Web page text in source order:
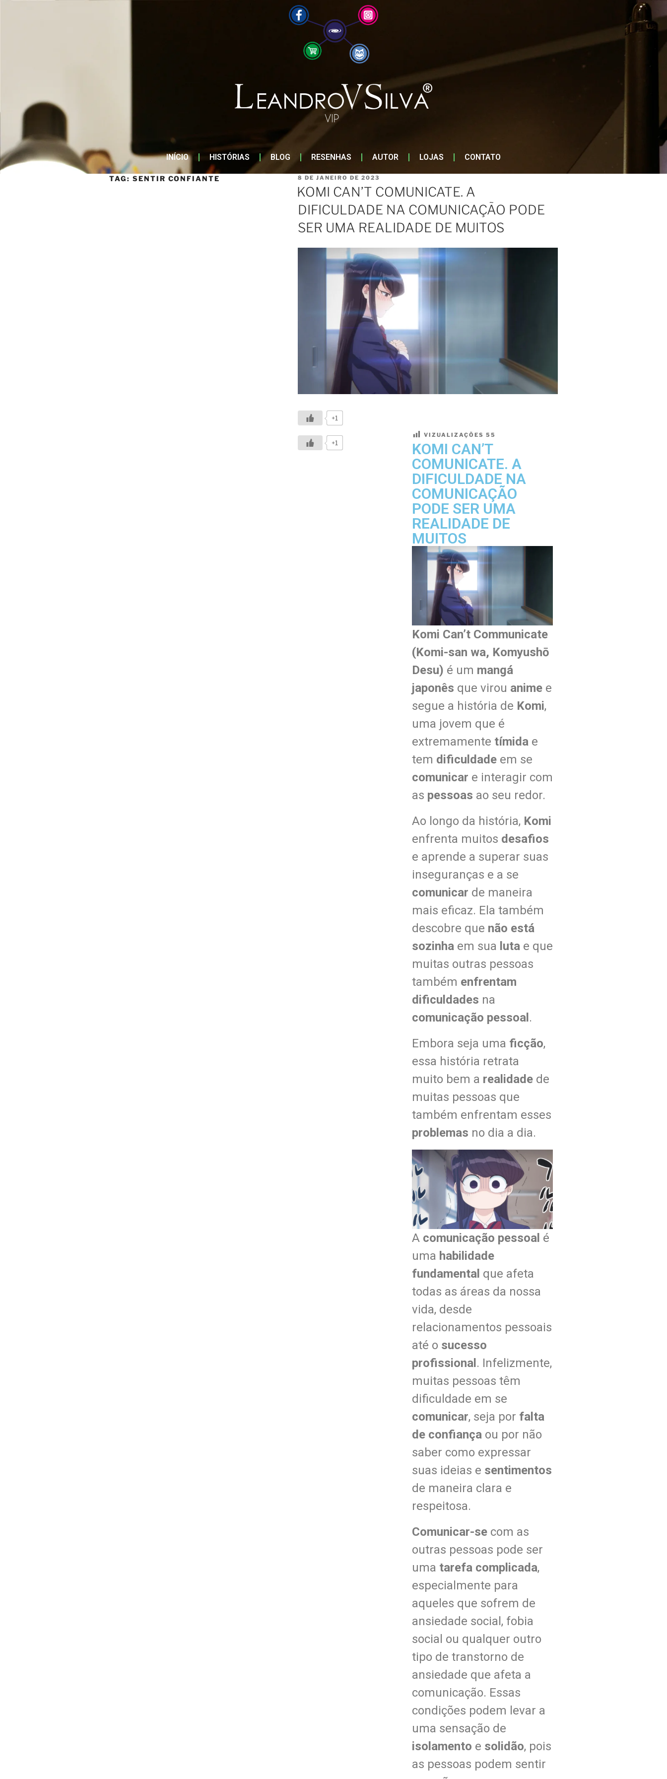
INÍCIO HISTÓRIAS BLOG RESENHAS AUTOR LOJAS CONTATO
TAG: SENTIR CONFIANTE 8 DE JANEIRO DE 2023
KOMI CAN’T COMUNICATE. A
DIFICULDADE NA COMUNICAÇÃO PODE
SER UMA REALIDADE DE MUITOS
+1
VIZUALIZAÇÕES 55
KOMI CAN’T
COMUNICATE. A
DIFICULDADE NA
COMUNICAÇÃO
PODE SER UMA
REALIDADE DE
MUITOS
Komi Can’t Communicate
(Komi-san wa, Komyushō
Desu) é um mangá
japonês que virou anime e
segue a história de Komi,
uma jovem que é
extremamente tímida e
tem dificuldade em se
comunicar e interagir com
as pessoas ao seu redor.
Ao longo da história, Komi
enfrenta muitos desafios
e aprende a superar suas
inseguranças e a se
comunicar de maneira
mais eficaz. Ela também
descobre que não está
sozinhaem sua luta e que
muitas outras pessoas
também enfrentam
dificuldades na
comunicação pessoal.
Embora seja uma ficção,
essa história retrata
muito bem a realidade de
muitas pessoas que
também enfrentam esses
problemas no dia a dia.
A comunicação pessoal é
uma habilidade
fundamental que afeta
todas as áreas da nossa
vida, desde
relacionamentos pessoais
até o sucesso
profissional. Infelizmente,
muitas pessoas têm
dificuldade em se
comunicar, seja por falta
de confiança ou por não
saber como expressar
suas ideias e sentimentos
de maneira clara e
respeitosa.
Comunicar-secom as
outras pessoas pode ser
uma tarefa complicada,
especialmente para
aqueles que sofrem de
ansiedade social, fobia
social ou qualquer outro
tipo de transtorno de
ansiedade que afeta a
comunicação. Essas
condições podem levar a
uma sensação de
isolamento e solidão, pois
as pessoas podem sentir
+1